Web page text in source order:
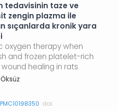
tedavisinin taze ve
zengin plazma ile
sıçanlarda kronik yara
oxygen therapy when
and frozen platelet-rich
healing in rats
PMC10198350 doi: